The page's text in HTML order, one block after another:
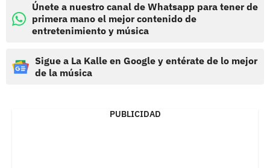
Únete a nuestro canal de Whatsapp para tener de
primera mano el mejor contenido de
entretenimiento y música
Sigue a La Kalle en Google y entérate de lo mejor
de la música
PUBLICIDAD